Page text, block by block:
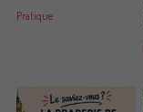
Pratique